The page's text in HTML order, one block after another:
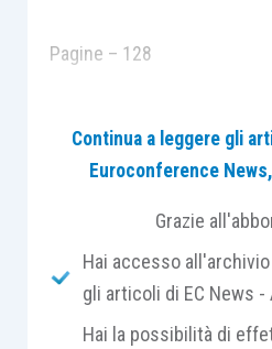
Pagine – 128
innanzitutto dalla
buone domande, dalla
questo vale tanto per chi il
forse soprattutto, per chi
ce l’ha. Cioè noi.
potere nascosto, che li
che deriva proprio
Continua a leggere gli
Euroconference
Grazie
Hai accesso
gli articoli di EC News -
Hai la possibilità di